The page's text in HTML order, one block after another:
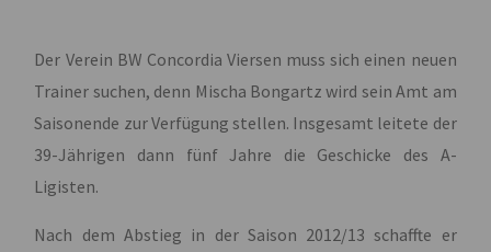
Der Verein BW Concordia Viersen muss sich einen neuen
Trainer suchen, denn Mischa Bongartz wird sein Amt am
Saisonende zur Verfügung stellen. Insgesamt leitete der
39-Jährigen dann fünf Jahre die Geschicke des A-
Ligisten.
Nach dem Abstieg in der Saison 2012/13 schaffte er